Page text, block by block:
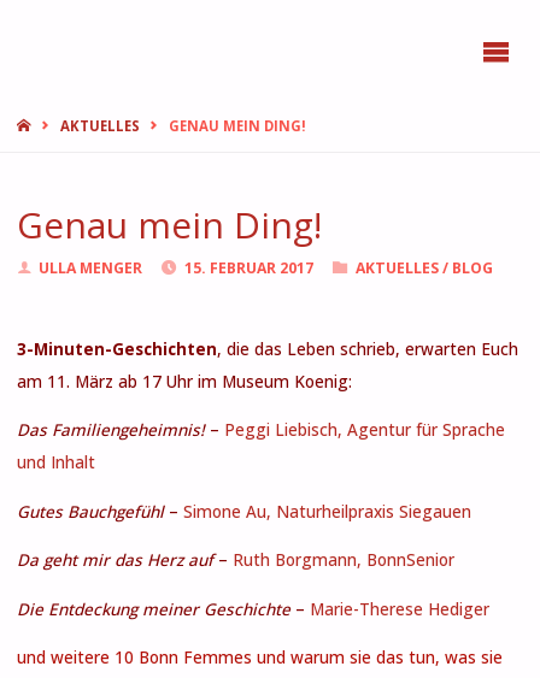
STARTAKTUELLES GENAU MEIN DING!
Genau mein Ding!
ULLA MENGER 15. FEBRUAR 2017 AKTUELLES/ BLOG
3-Minuten-Geschichten, die das Leben schrieb, erwarten Euch
am 11. März ab 17 Uhr im Museum Koenig:
Das Familiengeheimnis!– Peggi Liebisch, Agentur für Sprache
und Inhalt
Gutes Bauchgefühl– Simone Au, Naturheilpraxis Siegauen
Da geht mir das Herz auf– Ruth Borgmann, BonnSenior
Die Entdeckung meiner Geschichte– Marie-Therese Hediger
und weitere 10 Bonn Femmes und warum sie das tun, was sie